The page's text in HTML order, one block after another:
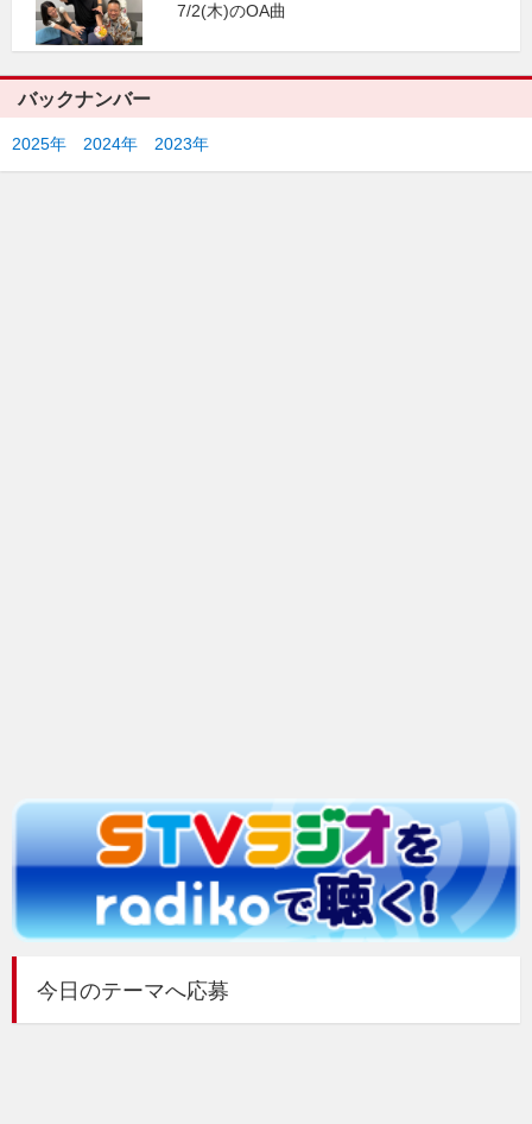
7/2(木)のOA曲
バックナンバー
2025年 2024年 2023年
今日のテーマへ応募